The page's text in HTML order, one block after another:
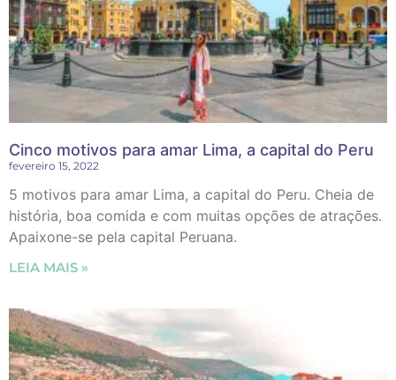
Cinco motivos para amar Lima, a capital do Peru
fevereiro 15, 2022
5 motivos para amar Lima, a capital do Peru. Cheia de
história, boa comida e com muitas opções de atrações.
Apaixone-se pela capital Peruana.
LEIA MAIS »